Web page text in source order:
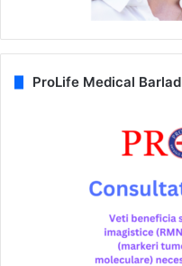
ProLife Medical Barlad